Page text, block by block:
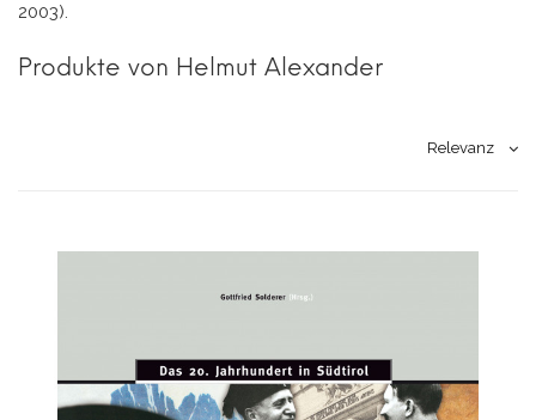
2003).
Produkte von Helmut Alexander
Relevanz